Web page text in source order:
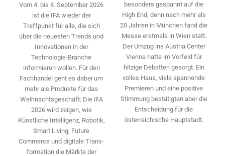
Vom 4. bis 8. September 2026
ist die IFA wieder der
Treffpunkt für alle, die sich
über die neuesten Trends und
Innovationen in der
Technologie-­Branche
informieren wollen. Für den
Fachhandel geht es dabei um
mehr als Produkte für das
Weihnachtsgeschäft: Die IFA
2026 wird ­zeigen, wie
Künstliche Intelligenz, Robotik,
Smart Living, Future
Commerce und digitale Trans­
formation die Märkte der
besonders gespannt auf die
High End, denn nach mehr als
20 Jahren in München fand die
Messe erstmals in Wien statt.
Der Umzug ins Austria Center
Vienna hatte im Vorfeld für
hitzige Debatten gesorgt. Ein
volles Haus, viele spannende
Premieren und eine positive
Stimmung bestätigten aber die
Entscheidung für die
österreichische Hauptstadt.